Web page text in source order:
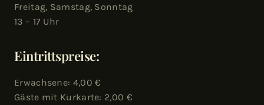
Freitag, Samstag, Sonntag
13 – 17 Uhr
Eintrittspreise:
Erwachsene: 4,00 €
Gäste mit Kurkarte: 2,00 €